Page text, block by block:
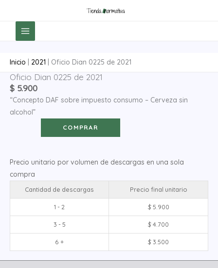
contenido
Inicio 2021 Oficio Dian 0225 de 2021
Oficio Dian 0225 de 2021
$ 5.900
“Concepto DAF sobre impuesto consumo – Cerveza sin
alcohol”
Oficio
Dian
0225
de
COMPRAR
Precio unitario por volumen de descargas en una sola
compra
Cantidad de descargas Precio final unitario
1 - 2 $5.900
3 - 5 $4.700
6 + $3.500